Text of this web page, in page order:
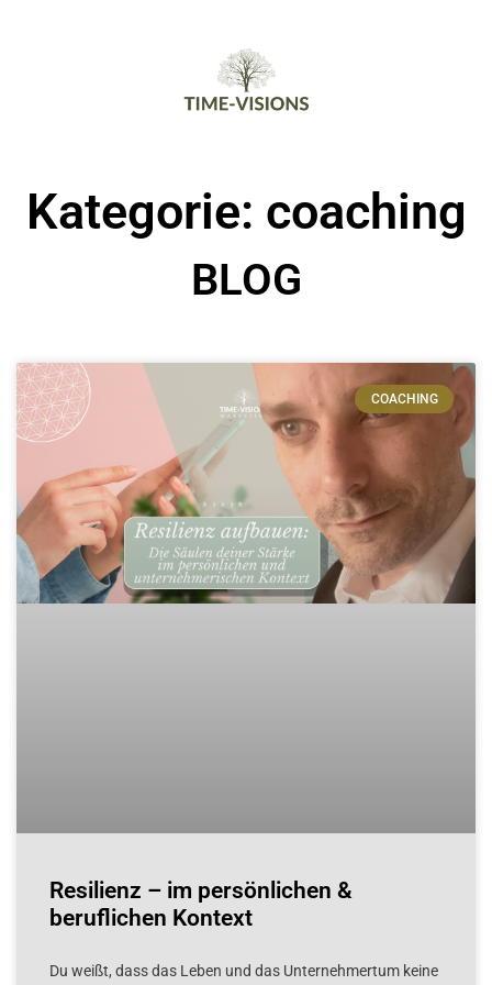
Kategorie: coaching
BLOG
COACHING
Resilienz – im persönlichen &
beruflichen Kontext
Du weißt, dass das Leben und das Unternehmertum keine